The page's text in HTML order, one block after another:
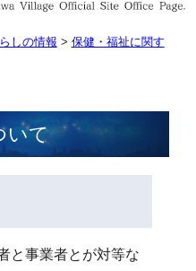
しの情報 > 保健・福祉に関す
いて
と事業者とが対等な